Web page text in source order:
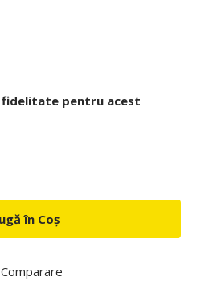
fidelitate pentru acest
în Coș
Comparare